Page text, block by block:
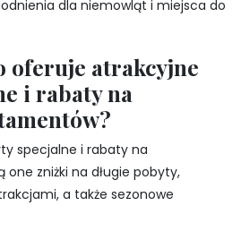
dla niemowląt i miejsca do
oferuje atrakcyjne
i rabaty na
specjalne i rabaty na
zniżki na długie pobyty,
a także sezonowe